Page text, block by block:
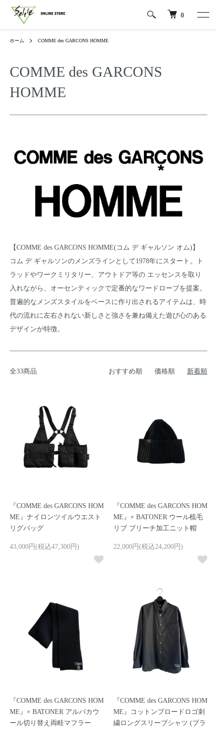
0
ホーム COMME des GARCONS HOMME
COMME des GARCONS
HOMME
【COMME des GARCONS HOMME(コム デ ギャルソン オム)】
コム デ ギャルソンのメンズラインとして1978年にスタート。ト
ラッドやワークミリタリー、アウトドア等の エッセンスを取り
入れながら、オーセンティックで定番的なワードローブを提案。
普遍的なメンズスタイルをベースに作り出されるアイテムは、時
代の流れに左右されない新しさと強さを兼ね備えた遊び心のある
デザインが特徴。
全33商品 おすすめ順 価格順 新着順
『COMME des GARCONS HOM
ME』ナイロンツイルウエスト
リグバッグ
43,000円(税込47,300円)
『COMME des GARCONS HOM
ME』× BATONER ウール梳毛
リブ ブリーチ加工ニット帽
22,000円(税込24,200円)
『COMME des GARCONS HOM
ME』× BATONER アルパカウ
ール切り替え両畦マフラー
『COMME des GARCONS HOM
ME』コットンブロードロゴ刺
繍ロングスリーブシャツ (ブラ